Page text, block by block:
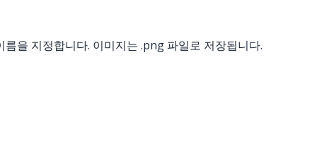
을 지정합니다. 이미지는 .png 파일로 저장됩니다.